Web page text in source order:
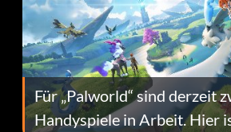
Für „Palworld“ sind derzeit
Handyspiele in Arbeit. Hier